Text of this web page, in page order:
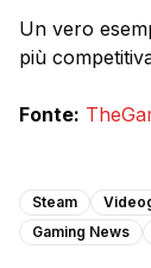
Un vero
più
Fonte:
Steam
Gaming News